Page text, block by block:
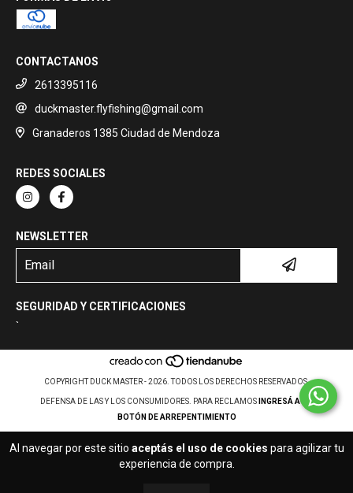
Al navegar por este sitio aceptás el uso de cookies para agilizar tu
experiencia de compra.
CONTACTANOS
2613395116
duckmaster.flyfishing@gmail.com
Granaderos 1385 Ciudad de Mendoza
REDES SOCIALES
NEWSLETTER
SEGURIDAD Y CERTIFICACIONES
`
COPYRIGHT DUCK MASTER - 2026. TODOS LOS DERECHOS RESERVADOS.
DEFENSA DE LAS Y LOS CONSUMIDORES. PARA RECLAMOS
INGRESÁ ACÁ.
BOTÓN DE ARREPENTIMIENTO